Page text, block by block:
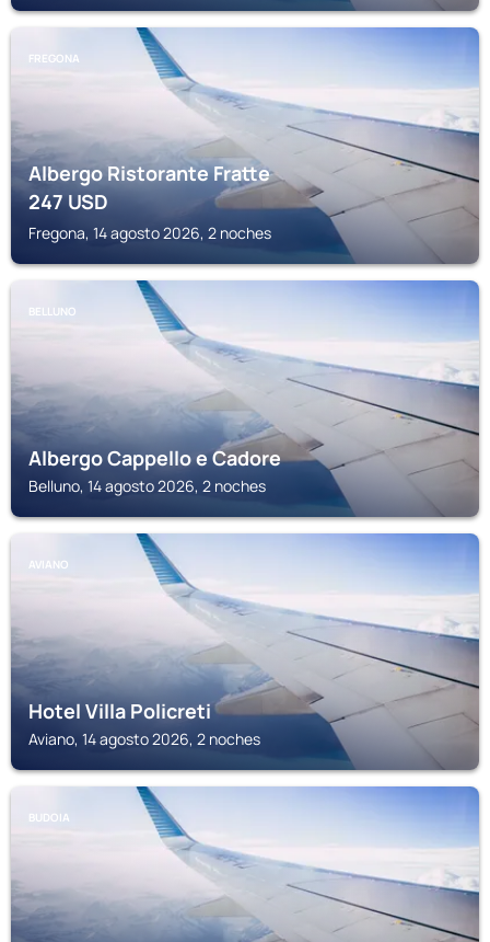
FREGONA
Albergo Ristorante Fratte
247USD
Fregona, 14 agosto 2026, 2 noches
BELLUNO
Albergo Cappello e Cadore
Belluno, 14 agosto 2026, 2 noches
AVIANO
Hotel Villa Policreti
Aviano, 14 agosto 2026, 2 noches
BUDOIA